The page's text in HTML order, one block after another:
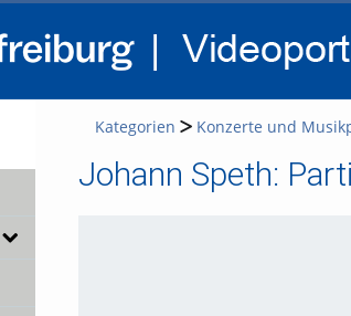
Kategorien Konzerte und
Johann Speth: